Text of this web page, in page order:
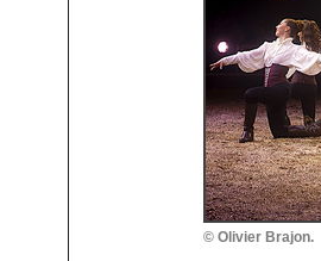
© Olivier Brajon.